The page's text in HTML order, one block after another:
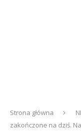
Strona główna
zakończone na dziś.